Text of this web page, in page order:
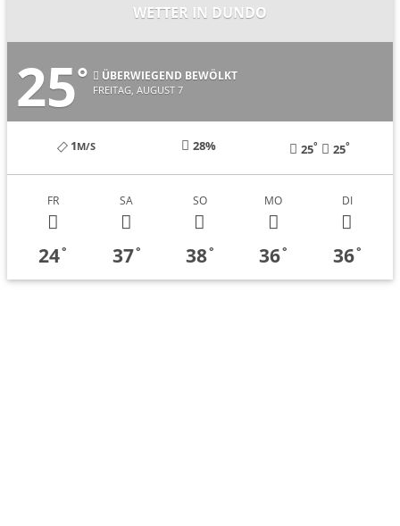
WETTER IN DUNDO
25° ÜBERWIEGEND BEWÖLKT
FREITAG, AUGUST 7
1M/S 28% 25° 25°
FR
24°
SA
37°
SO
38°
MO
36°
DI
36°